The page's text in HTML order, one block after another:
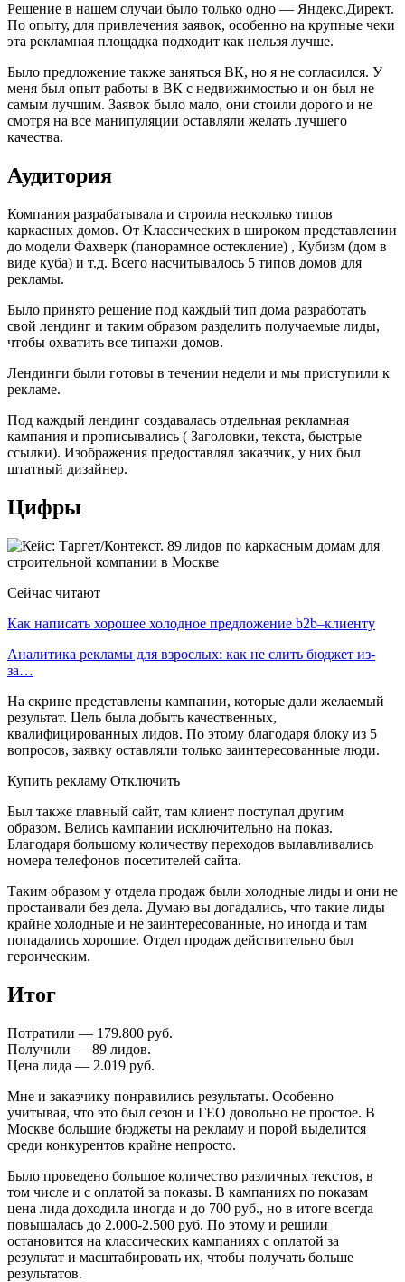
Решение в нашем случаи было только одно — Яндекс.Директ.
По опыту, для привлечения заявок, особенно на крупные чеки
эта рекламная площадка подходит как нельзя лучше.
Было предложение также заняться ВК, но я не согласился. У
меня был опыт работы в ВК с недвижимостью и он был не
самым лучшим. Заявок было мало, они стоили дорого и не
смотря на все манипуляции оставляли желать лучшего
качества.
Аудитория
Компания разрабатывала и строила несколько типов
каркасных домов. От Классических в широком представлении
до модели Фахверк (панорамное остекление) , Кубизм (дом в
виде куба) и т.д. Всего насчитывалось 5 типов домов для
рекламы.
Было принято решение под каждый тип дома разработать
свой лендинг и таким образом разделить получаемые лиды,
чтобы охватить все типажи домов.
Лендинги были готовы в течении недели и мы приступили к
рекламе.
Под каждый лендинг создавалась отдельная рекламная
кампания и прописывались ( Заголовки, текста, быстрые
ссылки). Изображения предоставлял заказчик, у них был
штатный дизайнер.
Цифры
Сейчас читают
Как написать хорошее холодное предложение b2b–клиенту
Аналитика рекламы для взрослых: как не слить бюджет из-
за…
На скрине представлены кампании, которые дали желаемый
результат. Цель была добыть качественных,
квалифицированных лидов. По этому благодаря блоку из 5
вопросов, заявку оставляли только заинтересованные люди.
Купить рекламу Отключить
Был также главный сайт, там клиент поступал другим
образом. Велись кампании исключительно на показ.
Благодаря большому количеству переходов вылавливались
номера телефонов посетителей сайта.
Таким образом у отдела продаж были холодные лиды и они не
простаивали без дела. Думаю вы догадались, что такие лиды
крайне холодные и не заинтересованные, но иногда и там
попадались хорошие. Отдел продаж действительно был
героическим.
Итог
Потратили — 179.800 руб.
Получили — 89 лидов.
Цена лида — 2.019 руб.
Мне и заказчику понравились результаты. Особенно
учитывая, что это был сезон и ГЕО довольно не простое. В
Москве большие бюджеты на рекламу и порой выделится
среди конкурентов крайне непросто.
Было проведено большое количество различных текстов, в
том числе и с оплатой за показы. В кампаниях по показам
цена лида доходила иногда и до 700 руб., но в итоге всегда
повышалась до 2.000-2.500 руб. По этому и решили
остановится на классических кампаниях с оплатой за
результат и масштабировать их, чтобы получать больше
результатов.